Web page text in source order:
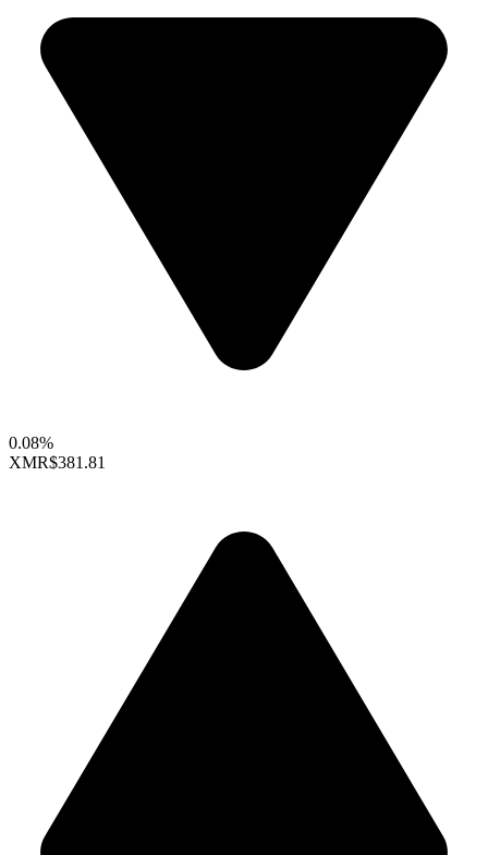
0.08%
XMR$381.81